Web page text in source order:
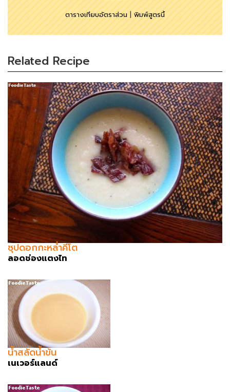
ตารางเทียบอัตราส่วน|พิมพ์สูตรนี้
Related Recipe
ซุปดอกกะหล่ำคีโต
ลอดช่องแตงไท
น้ำสลัดน้ำข้น
เนเวอร์แลนด์